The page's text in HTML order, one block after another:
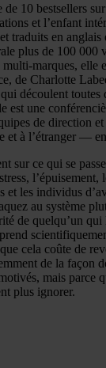
de 10 bestsellers
et l’enfant
traduits en
plus de 100 000
multi-marques, elle
de Charlotte
découlent toutes
est une
de direction
et à l’étranger —
sur ce qui se
l’épuisement,
et les individus
au système
de quelqu’un qui
cela coûte de
de la façon
mais parce
plus ignorer.